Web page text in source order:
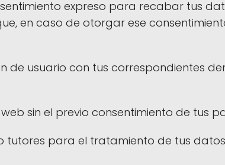
expreso para recabar tus
en caso de otorgar ese
de usuario con tus correspondientes
sin el previo consentimiento de tus
tutores para el tratamiento de tus